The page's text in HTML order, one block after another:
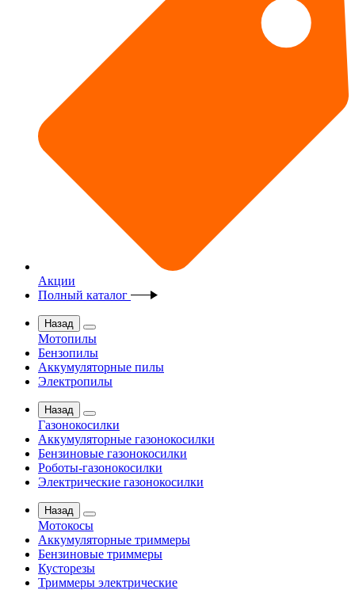
Акции
Полный каталог
Назад
Мотопилы
Бензопилы
Аккумуляторные пилы
Электропилы
Назад
Газонокосилки
Аккумуляторные газонокосилки
Бензиновые газонокосилки
Роботы-газонокосилки
Электрические газонокосилки
Назад
Мотокосы
Аккумуляторные триммеры
Бензиновые триммеры
Кусторезы
Триммеры электрические